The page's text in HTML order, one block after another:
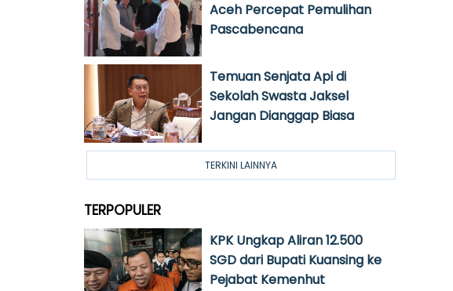
Aceh Percepat Pemulihan
Pascabencana
Temuan Senjata Api di
Sekolah Swasta Jaksel
Jangan Dianggap Biasa
TERKINI LAINNYA
TERPOPULER
KPK Ungkap Aliran 12.500
SGD dari Bupati Kuansing ke
Pejabat Kemenhut